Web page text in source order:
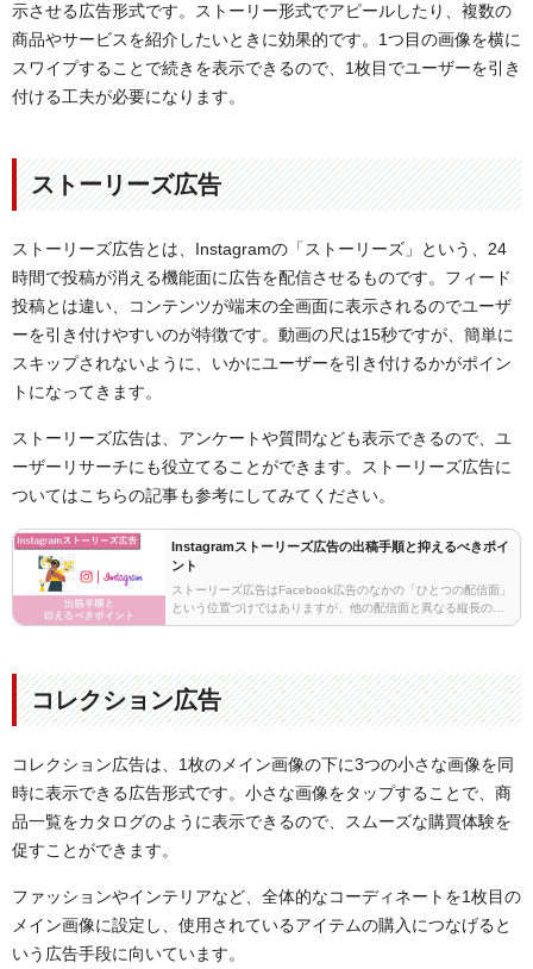
示させる広告形式です。ストーリー形式でアピールしたり、複数の
商品やサービスを紹介したいときに効果的です。1つ目の画像を横に
スワイプすることで続きを表示できるので、1枚目でユーザーを引き
付ける工夫が必要になります。
ストーリーズ広告
ストーリーズ広告とは、Instagramの「ストーリーズ」という、24
時間で投稿が消える機能面に広告を配信させるものです。フィード
投稿とは違い、コンテンツが端末の全画面に表示されるのでユーザ
ーを引き付けやすいのが特徴です。動画の尺は15秒ですが、簡単に
スキップされないように、いかにユーザーを引き付けるかがポイン
トになってきます。
ストーリーズ広告は、アンケートや質問なども表示できるので、ユ
ーザーリサーチにも役立てることができます。ストーリーズ広告に
ついてはこちらの記事も参考にしてみてください。
Instagramストーリーズ広告の出稿手順と抑えるべきポイ
ント
ストーリーズ広告はFacebook広告のなかの「ひとつの配信面」
という位置づけではありますが、他の配信面と異なる縦長の画
像サイズなどストーリーズならではの抑えておくべきポイント
コレクション広告
コレクション広告は、1枚のメイン画像の下に3つの小さな画像を同
時に表示できる広告形式です。小さな画像をタップすることで、商
品一覧をカタログのように表示できるので、スムーズな購買体験を
促すことができます。
ファッションやインテリアなど、全体的なコーディネートを1枚目の
メイン画像に設定し、使用されているアイテムの購入につなげると
いう広告手段に向いています。